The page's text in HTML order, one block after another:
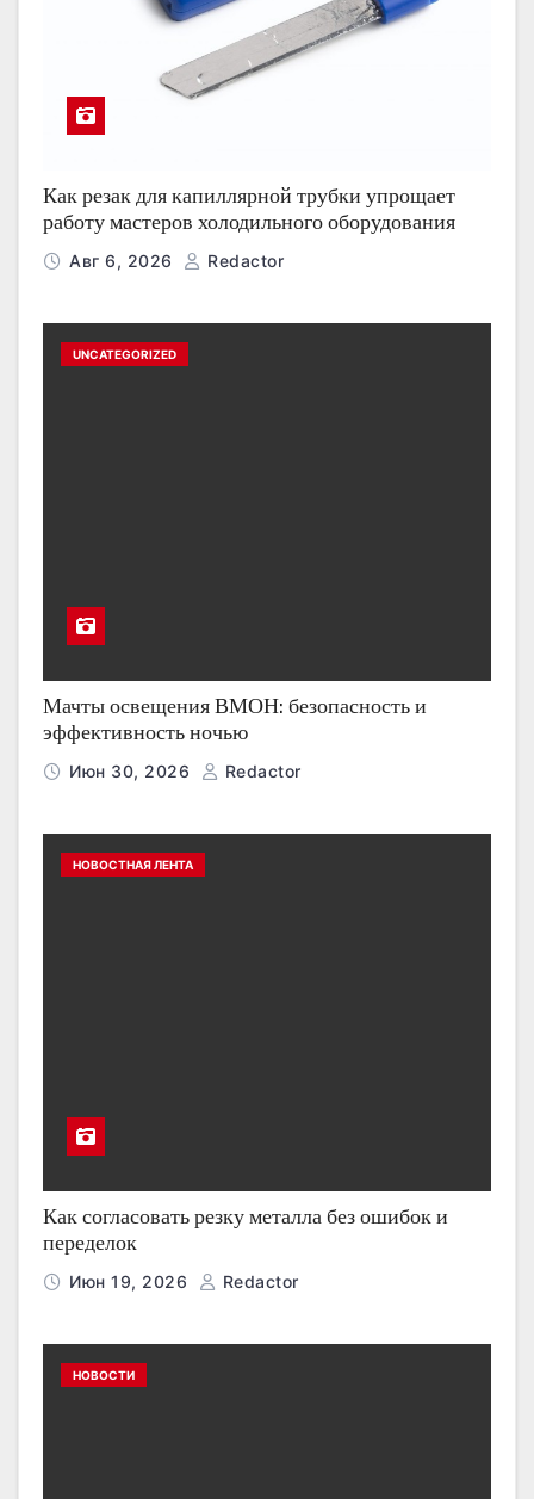
Как резак для капиллярной трубки упрощает
работу мастеров холодильного оборудования
Авг 6, 2026 Redactor
UNCATEGORIZED
Мачты освещения ВМОН: безопасность и
эффективность ночью
Июн 30, 2026 Redactor
НОВОСТНАЯ ЛЕНТА
Как согласовать резку металла без ошибок и
переделок
Июн 19, 2026 Redactor
НОВОСТИ